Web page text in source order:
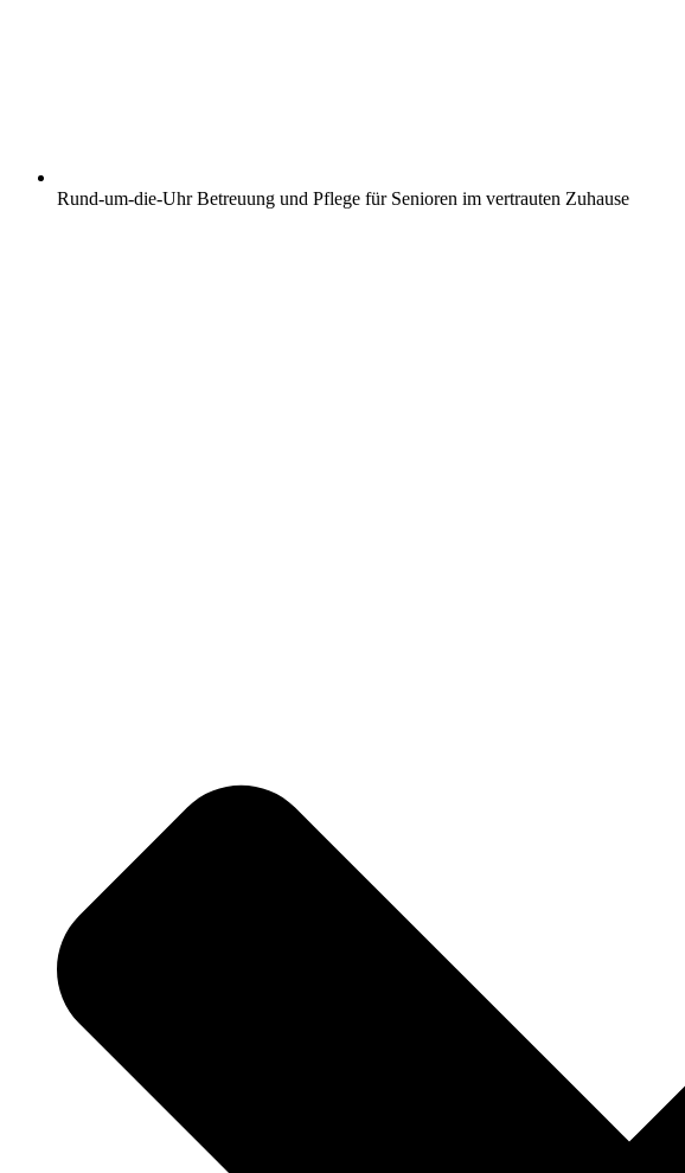
Rund-um-die-Uhr Betreuung und Pflege für Senioren im vertrauten Zuhause